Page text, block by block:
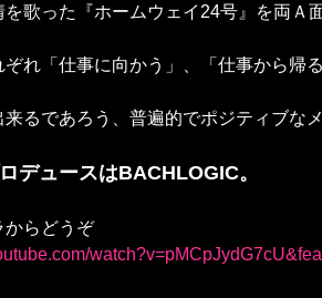
歌った『ホームウェイ24号』を両Ａ
ぞれ「仕事に向かう」、「仕事から帰
来るであろう、普遍的でポジティブな
デュースはBACHLOGIC。
からどうぞ